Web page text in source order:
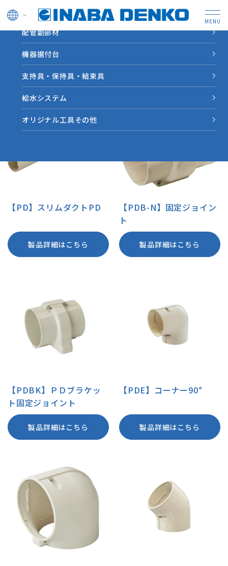
ドレン管
配管副部材
機器据付台
支持具・保持具・結束具
給水システム
オリジナル工具その他
HOME スリムダクトＰＤ製品一覧
スリムダクトＰＤ製品一覧
【PD】スリムダクトPD
製品詳細はこちら
【PDB-N】固定ジョイン
ト
製品詳細はこちら
【PDBK】ＰＤブラケッ
ト固定ジョイント
製品詳細はこちら
【PDE】コーナー90°
製品詳細はこちら